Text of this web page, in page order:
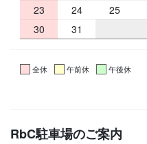
23
24 25
30
31
全休 午前休
午後休
RbC駐車場のご案内